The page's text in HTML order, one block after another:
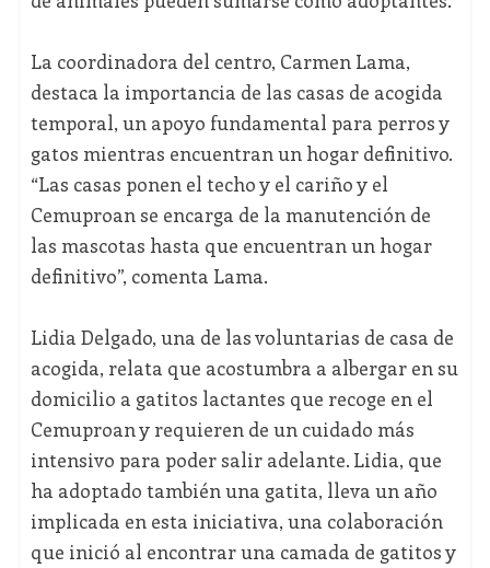
La coordinadora del centro, Carmen Lama,
destaca la importancia de las casas de acogida
temporal, un apoyo fundamental para perros y
gatos mientras encuentran un hogar definitivo.
“Las casas ponen el techo y el cariño y el
Cemuproan se encarga de la manutención de
las mascotas hasta que encuentran un hogar
definitivo”, comenta Lama.
Lidia Delgado, una de las voluntarias de casa de
acogida, relata que acostumbra a albergar en su
domicilio a gatitos lactantes que recoge en el
Cemuproan y requieren de un cuidado más
intensivo para poder salir adelante. Lidia, que
ha adoptado también una gatita, lleva un año
implicada en esta iniciativa, una colaboración
que inició al encontrar una camada de gatitos y